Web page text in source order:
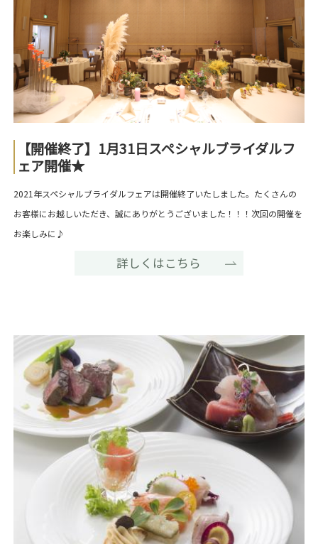
【開催終了】1月31日スペシャルブライダルフ
ェア開催★
2021年スペシャルブライダルフェアは開催終了いたしました。たくさんの
お客様にお越しいただき、誠にありがとうございました！！！次回の開催を
お楽しみに♪
詳しくはこちら